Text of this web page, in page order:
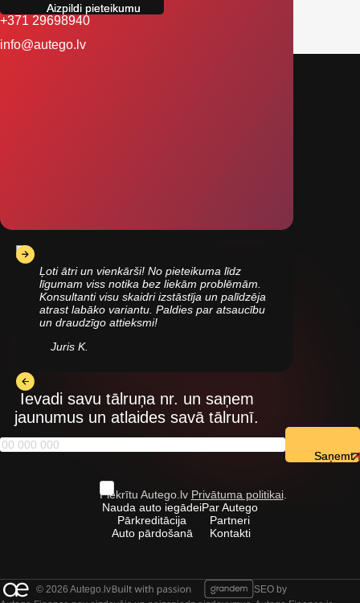
+371 29698940
info@autego.lv
Ļoti ātri un vienkārši! No pieteikuma līdz
līgumam viss notika bez liekām problēmām.
Konsultanti visu skaidri izstāstīja un palīdzēja
atrast labāko variantu. Paldies par atsaucību
un draudzīgo attieksmi!
Juris K.
Ievadi savu tālruņa nr. un saņem
jaunumus un atlaides savā tālrunī.
Piekrītu Autego.lv Privātuma politikai.
Nauda auto iegādei
Pārkreditācija
Auto pārdošanā
Par Autego
Partneri
Kontakti
© 2026 Autego.lv
SEO by